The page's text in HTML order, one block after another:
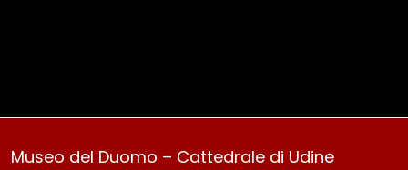
Museo del Duomo – Cattedrale di Udine